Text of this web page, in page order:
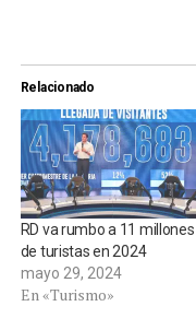
Relacionado
RD va rumbo a 11 millones
de turistas en 2024
mayo 29, 2024
En «Turismo»